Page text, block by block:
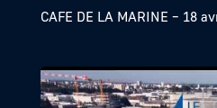
CAFE DE LA MARINE – 18